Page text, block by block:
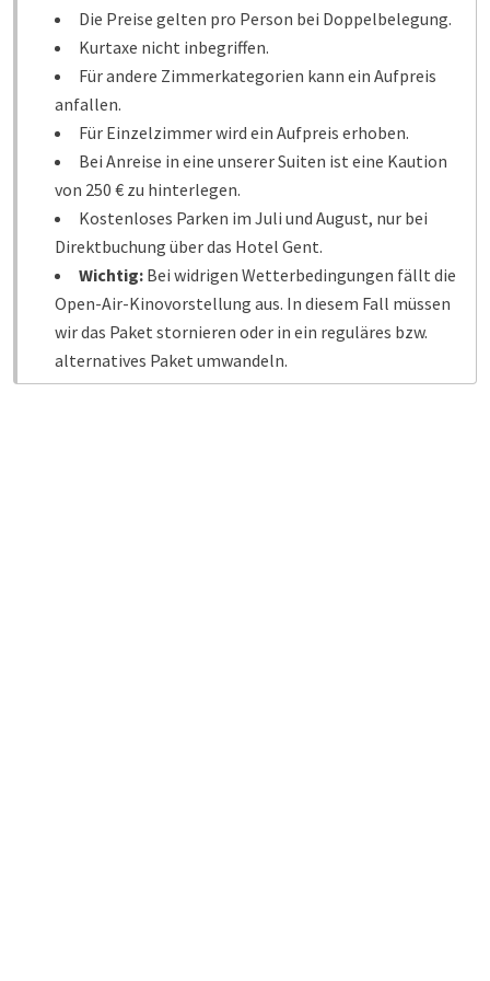
Die Preise gelten pro Person bei Doppelbelegung.
Kurtaxe nicht inbegriffen.
Für andere Zimmerkategorien kann ein Aufpreis
anfallen.
Für Einzelzimmer wird ein Aufpreis erhoben.
Bei Anreise in eine unserer Suiten ist eine Kaution
von 250 € zu hinterlegen.
Kostenloses Parken im Juli und August, nur bei
Direktbuchung über das Hotel Gent.
Wichtig: Bei widrigen Wetterbedingungen fällt die
Open-Air-Kinovorstellung aus. In diesem Fall müssen
wir das Paket stornieren oder in ein reguläres bzw.
alternatives Paket umwandeln.